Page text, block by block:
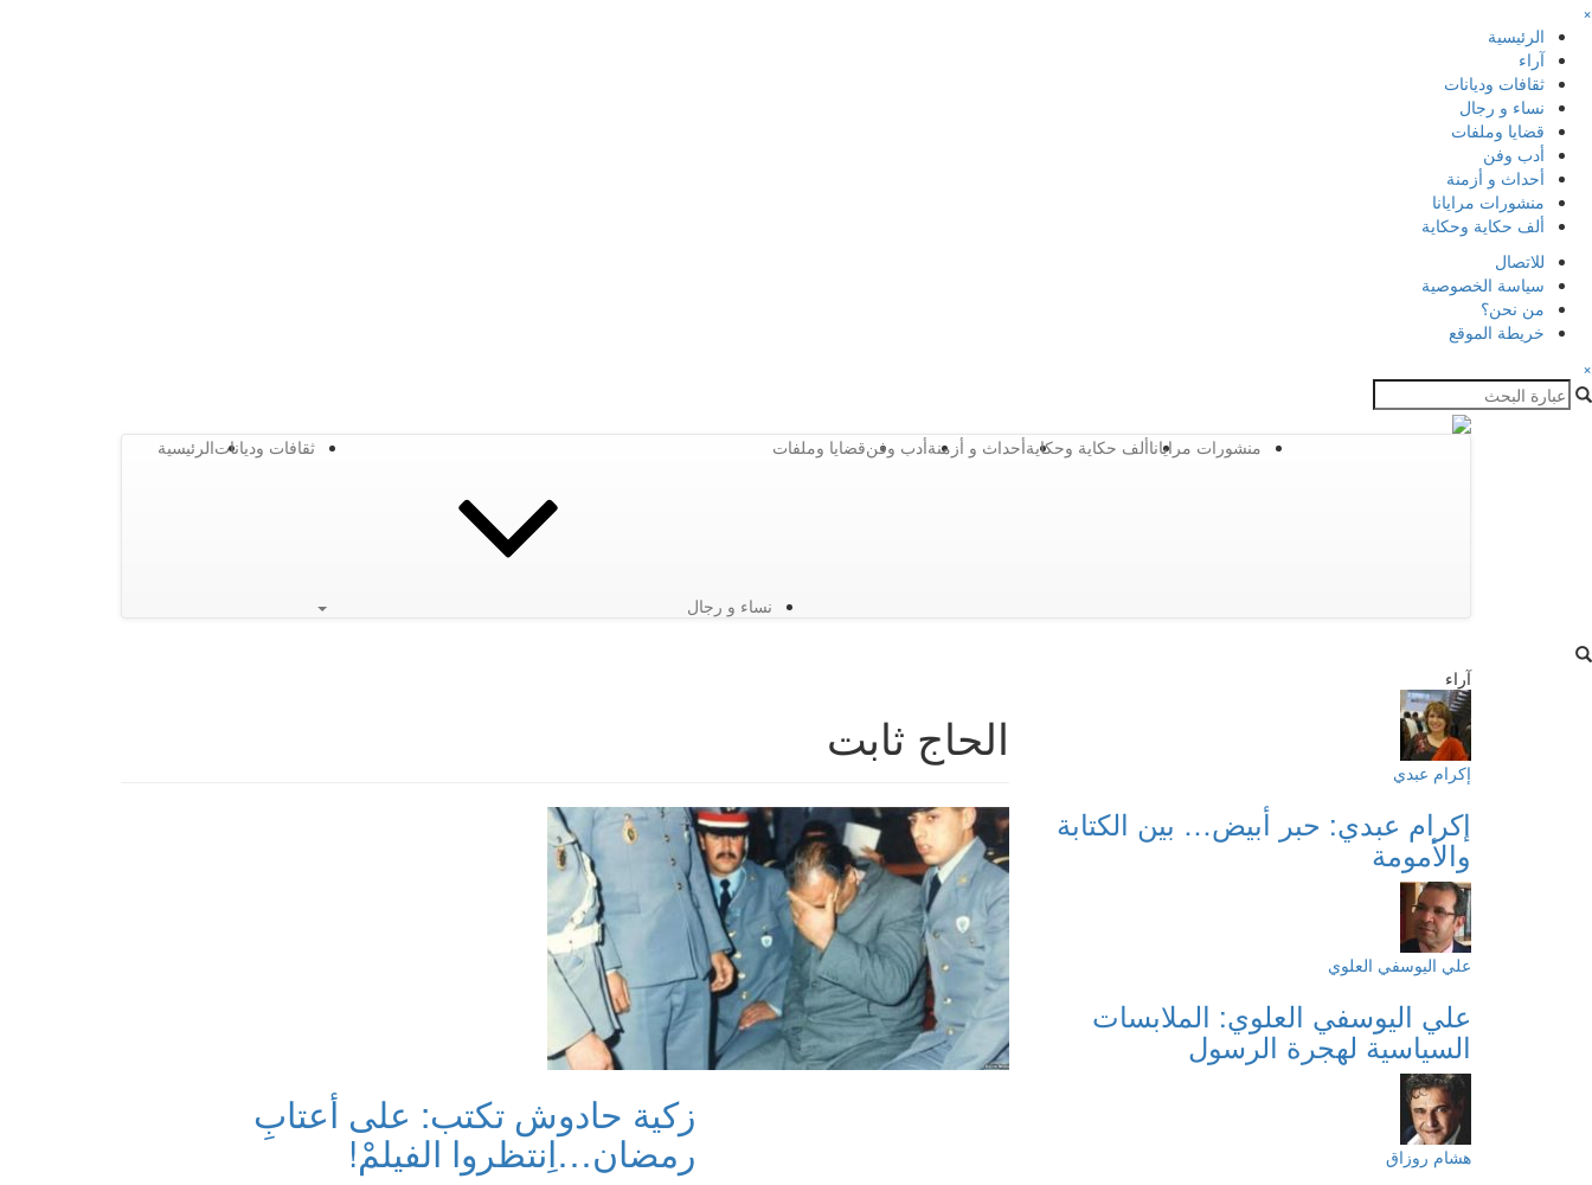
×
الرئيسية
آراء
ثقافات وديانات
نساء و رجال
قضايا وملفات
أدب وفن
أحداث و أزمنة
منشورات مرايانا
ألف حكاية وحكاية
للاتصال
سياسة الخصوصية
من نحن؟
خريطة الموقع
×
الرئيسيةثقافات وديانات
نساء و رجال
قضايا وملفاتأدب وفنأحداث و أزمنةألف حكاية وحكايةمنشورات مرايانا
الحاج ثابت
زكية حادوش تكتب: على أعتابِ
رمضان…اِنتظروا الفيلمْ!
آراء
إكرام عبدي
إكرام عبدي: حبر أبيض… بين الكتابة
والأمومة
علي اليوسفي العلوي
علي اليوسفي العلوي: الملابسات
السياسية لهجرة الرسول
هشام روزاق